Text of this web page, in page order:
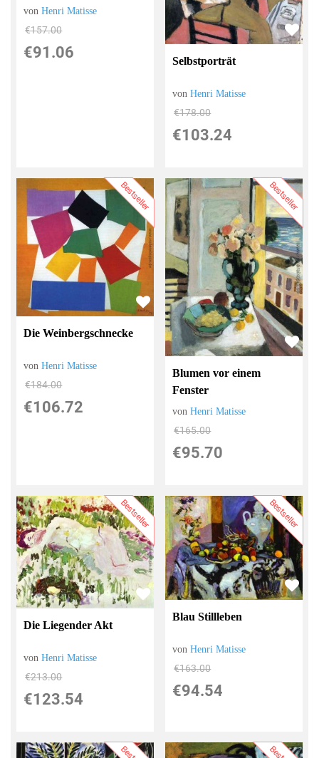
vonHenri Matisse
€157.00
€91.06
Selbstporträt
vonHenri Matisse
€178.00
€103.24
Bestseller
Die Weinbergschnecke
vonHenri Matisse
€184.00
€106.72
Bestseller
Blumen vor einem
Fenster
vonHenri Matisse
€165.00
€95.70
Bestseller
Die Liegender Akt
vonHenri Matisse
€213.00
€123.54
Bestseller
Blau Stillleben
vonHenri Matisse
€163.00
€94.54